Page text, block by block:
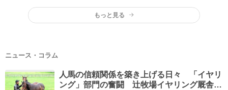
もっと見る
ニュース・コラム
人馬の信頼関係を築き上げる日々 「イヤリ
ング」部門の奮闘 辻牧場イヤリング厩舎